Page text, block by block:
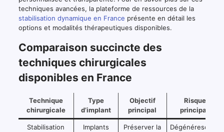
techniques avancées, la plateforme de ressources de la
stabilisation dynamique en France présente en détail les
options et modalités thérapeutiques disponibles.
Comparaison succincte des
techniques chirurgicales
disponibles en France
Technique
chirurgicale
Type
d’implant
Objectif
principal
Risques
principaux
Stabilisation
Implants
Préserver la
Dégénérescence